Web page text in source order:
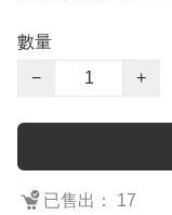
數量
−
+
已售出： 17